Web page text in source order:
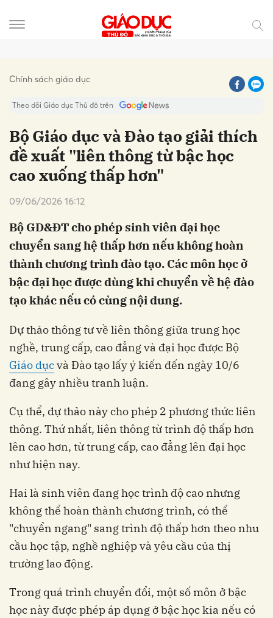
Chính sách giáo dục
Theo dõi Giáo dục Thủ đô trên
Bộ Giáo dục và Đào tạo giải thích
đề xuất "liên thông từ bậc học
cao xuống thấp hơn"
09/06/2026 16:12
Bộ GD&ĐT cho phép sinh viên đại học
chuyển sang hệ thấp hơn nếu không hoàn
thành chương trình đào tạo. Các môn học ở
bậc đại học được dùng khi chuyển về hệ đào
tạo khác nếu có cùng nội dung.
Dự thảo thông tư về liên thông giữa trung học
nghề, trung cấp, cao đẳng và đại học được Bộ
Giáo dụcvà Đào tạo lấy ý kiến đến ngày 10/6
đang gây nhiều tranh luận.
Cụ thể, dự thảo này cho phép 2 phương thức liên
thông. Thứ nhất, liên thông từ trình độ thấp hơn
lên cao hơn, từ trung cấp, cao đẳng lên đại học
như hiện nay.
Hai là sinh viên đang học trình độ cao nhưng
không thể hoàn thành chương trình, có thể
"chuyển ngang" sang trình độ thấp hơn theo nhu
cầu học tập, nghề nghiệp và yêu cầu của thị
trường lao động.
Trong quá trình chuyển đổi, một số môn ở bậc
học này được phép áp dụng ở bậc học kia nếu có
Hủy Gửi